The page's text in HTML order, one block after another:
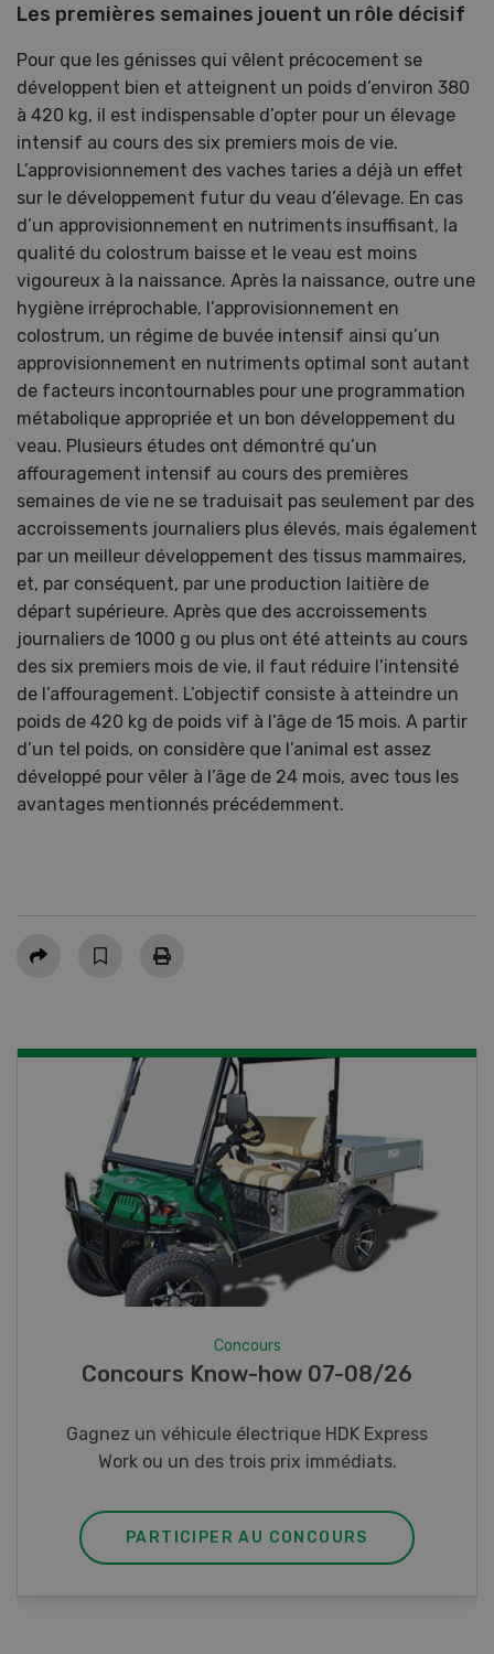
Les premières semaines jouent un rôle décisif
Pour que les génisses qui vêlent précocement se
développent bien et atteignent un poids d’environ 380
à 420 kg, il est indispensable d’opter pour un élevage
intensif au cours des six premiers mois de vie.
L’approvisionnement des vaches taries a déjà un effet
sur le développement futur du veau d’élevage. En cas
d’un approvisionnement en nutriments insuffisant, la
qualité du colostrum baisse et le veau est moins
vigoureux à la naissance. Après la naissance, outre une
hygiène irréprochable, l’approvisionnement en
colostrum, un régime de buvée intensif ainsi qu’un
approvisionnement en nutriments optimal sont autant
de facteurs incontournables pour une programmation
métabolique appropriée et un bon développement du
veau. Plusieurs études ont démontré qu’un
affouragement intensif au cours des premières
semaines de vie ne se traduisait pas seulement par des
accroissements journaliers plus élevés, mais également
par un meilleur développement des tissus mammaires,
et, par conséquent, par une production laitière de
départ supérieure. Après que des accroissements
journaliers de 1000 g ou plus ont été atteints au cours
des six premiers mois de vie, il faut réduire l’intensité
de l’affouragement. L’objectif consiste à atteindre un
poids de 420 kg de poids vif à l’âge de 15 mois. A partir
d’un tel poids, on considère que l’animal est assez
développé pour vêler à l’âge de 24 mois, avec tous les
avantages mentionnés précédemment.
Partager
Photo mystère 07-08/26
Gagnez l’un des cinq couteaux de poche LANDI
PARTICIPER AU CONCOURS